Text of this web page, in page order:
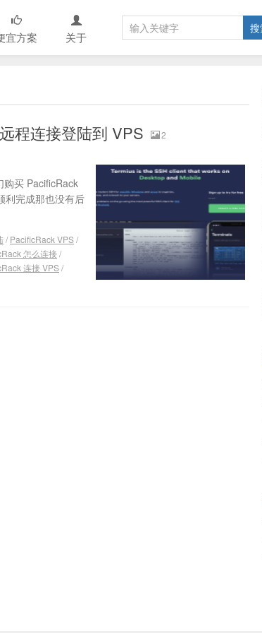
宜方案 关于
程连接登陆到 VPS
2
购买 PacificRack
利完成那也没有后
/ PacificRack VPS/
怎么连接/
连接 VPS/